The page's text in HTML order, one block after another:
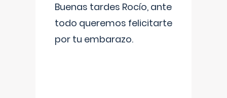
Buenas tardes Rocío, ante
todo queremos felicitarte
por tu embarazo.